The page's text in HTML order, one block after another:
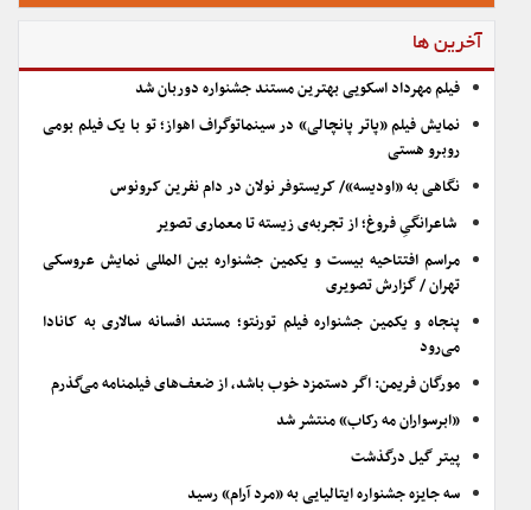
آخرین ها
فیلم مهرداد اسکویی بهترین مستند جشنواره دوربان شد
نمایش فیلم «پاتر پانچالی» در سینماتوگراف اهواز؛ تو با یک فیلم بومی
روبرو هستی
نگاهی به «اودیسه»/ کریستوفر نولان در دام نفرین کرونوس
شاعرانگیِ فروغ؛ از تجربه‌ی زیسته تا معماری تصویر
مراسم افتتاحیه بیست و یکمین جشنواره بین المللی نمایش عروسکی
تهران / گزارش تصویری
پنجاه و یکمین جشنواره فیلم تورنتو؛ مستند افسانه سالاری به کانادا
می‌رود
مورگان فریمن: اگر دستمزد خوب باشد، از ضعف‌های فیلمنامه می‌گذرم
«ابرسواران مه رکاب» منتشر شد
پیتر گیل درگذشت
سه جایزه جشنواره ایتالیایی به «مرد آرام» رسید